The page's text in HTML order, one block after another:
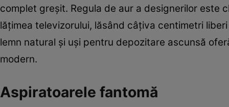
complet greșit. Regula de aur a designerilor este
lățimea televizorului, lăsând câțiva centimetri
lemn natural și uși pentru depozitare ascunsă
modern.
Aspiratoarele fantomă